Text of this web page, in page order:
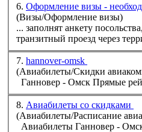
6.
Оформление
(Визы/Оформление визы)
... заполнят анкету
транзитный проезд через
7. hannover-omsk
(Aвиабилеты/Скидки
8. Авиабилеты со скидками
(Aвиабилеты/Расписание
Авиабилет